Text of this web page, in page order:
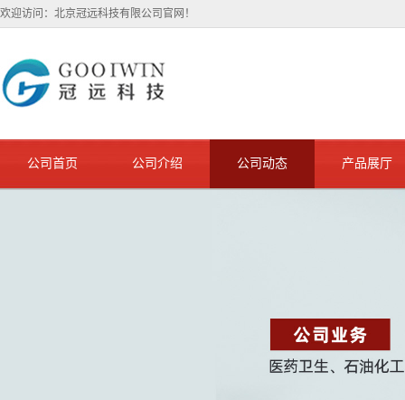
欢迎访问：北京冠远科技有限公司官网！
公司首页 公司介绍 公司动态 产品展厅